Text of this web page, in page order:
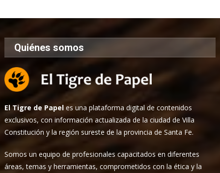
Quiénes somos
El Tigre de Papel es una plataforma digital de contenidos
exclusivos, con información actualizada de la ciudad de Villa
Constitución y la región sureste de la provincia de Santa Fe.
Somos un equipo de profesionales capacitados en diferentes
áreas, temas y herramientas, comprometidos con la ética y la